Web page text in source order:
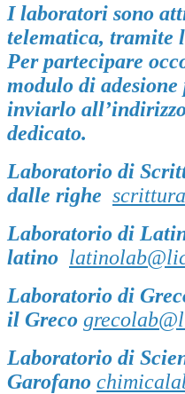
I laboratori sono
telematica, tramite
Per partecipare
modulo di adesione
inviarlo
dedicato.
Laboratorio di
dalle righe
Laboratorio di
latino
Laboratorio di
il Greco
Laboratorio di
Garofano